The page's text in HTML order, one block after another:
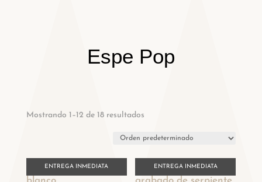
Espe Pop
Mostrando 1–12 de 18 resultados
ENTREGA INMEDIATA ENTREGA INMEDIATA